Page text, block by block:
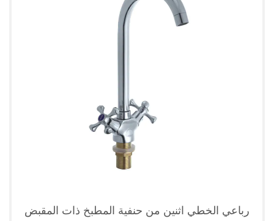
رباعي الخطي اثنين من حنفية المطبخ ذات المقبض